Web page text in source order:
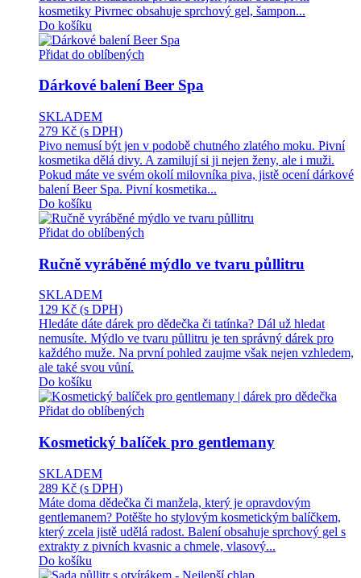
kosmetiky Pivrnec obsahuje sprchový gel, šampon...
Do košíku
Přidat do oblíbených
Dárkové balení Beer Spa
SKLADEM
279 Kč (s DPH)
Pivo nemusí být jen v podobě chutného zlatého moku. Pivní
kosmetika dělá divy. A zamilují si ji nejen ženy, ale i muži.
Pokud máte ve svém okolí milovníka piva, jistě ocení dárkové
balení Beer Spa. Pivní kosmetika...
Do košíku
Přidat do oblíbených
Ručně vyráběné mýdlo ve tvaru půllitru
SKLADEM
129 Kč (s DPH)
Hledáte dáte dárek pro dědečka či tatínka? Dál už hledat
nemusíte. Mýdlo ve tvaru půllitru je ten správný dárek pro
každého muže. Na první pohled zaujme však nejen vzhledem,
ale také svou vůní.
Do košíku
Přidat do oblíbených
Kosmetický balíček pro gentlemany
SKLADEM
289 Kč (s DPH)
Máte doma dědečka či manžela, který je opravdovým
gentlemanem? Potěšte ho stylovým kosmetickým balíčkem,
který zcela jistě udělá radost. Balení obsahuje sprchový gel s
extrakty z pivních kvasnic a chmele, vlasový...
Do košíku